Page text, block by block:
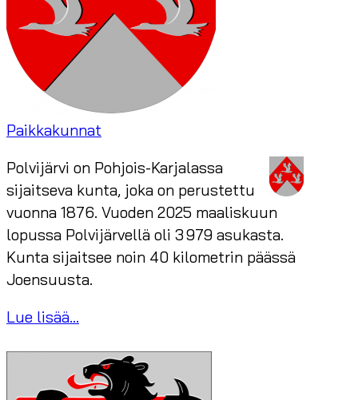
Paikkakunnat
Polvijärvi on Pohjois-Karjalassa
sijaitseva kunta, joka on perustettu
vuonna 1876. Vuoden 2025 maaliskuun
lopussa Polvijärvellä oli 3 979 asukasta.
Kunta sijaitsee noin 40 kilometrin päässä
Joensuusta.
Lue lisää...